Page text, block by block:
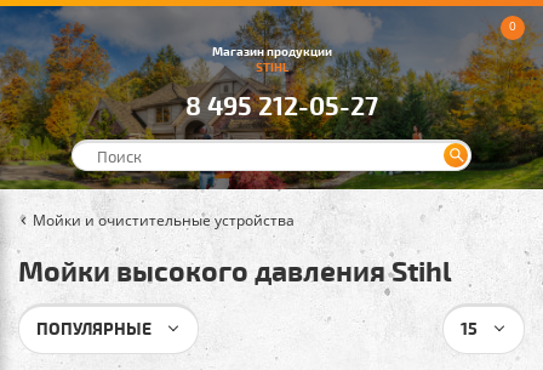
Магазин продукции
STIHL
8 495 212-05-27
0
Мойки и очистительные устройства
Мойки высокого давления Stihl
ПОПУЛЯРНЫЕ 15